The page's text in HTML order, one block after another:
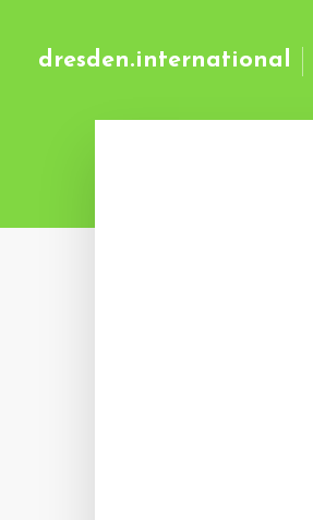
dresden.international